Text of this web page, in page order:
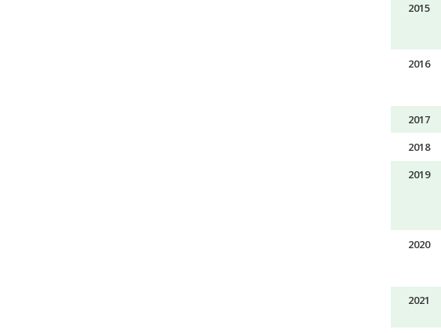
2015
2016
2017
2018
2019
2020
2021